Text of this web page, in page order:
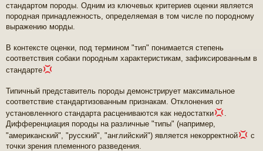
стандартом породы. Одним из ключевых критериев оценки является
породная принадлежность, определяемая в том числе по породному
выражению морды.
В контексте оценки, под термином "тип" понимается степень
соответствия собаки породным характеристикам, зафиксированным в
стандарте
Типичный представитель породы демонстрирует максимальное
соответствие стандартизованным признакам. Отклонения от
установленного стандарта расцениваются как недостатки
Дифференциация породы на различные "типы" (например,
"американский", "русский", "английский") является некорректной
с
точки зрения племенного разведения.